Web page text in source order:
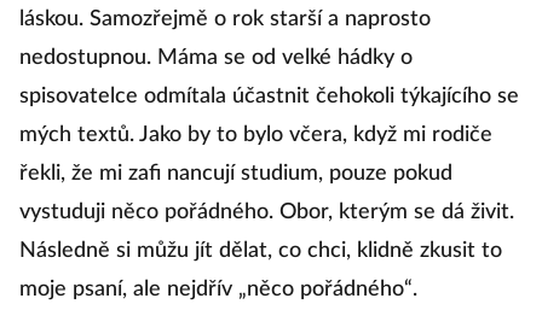
láskou. Samozřejmě o rok starší a naprosto
nedostupnou. Máma se od velké hádky o
spisovatelce odmítala účastnit čehokoli týkajícího se
mých textů. Jako by to bylo včera, když mi rodiče
řekli, že mi zafi nancují studium, pouze pokud
vystuduji něco pořádného. Obor, kterým se dá živit.
Následně si můžu jít dělat, co chci, klidně zkusit to
moje psaní, ale nejdřív „něco pořádného“.